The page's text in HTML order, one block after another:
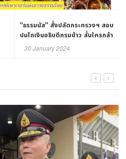
"ธรรมนัส" สั่งปลัดกระทรวงฯ สอบ
ปมไถเงินอธิบดีกรมข้าว ลั่นใครกล้า
แหยมระวังติดเบ็ด
30 January 2024